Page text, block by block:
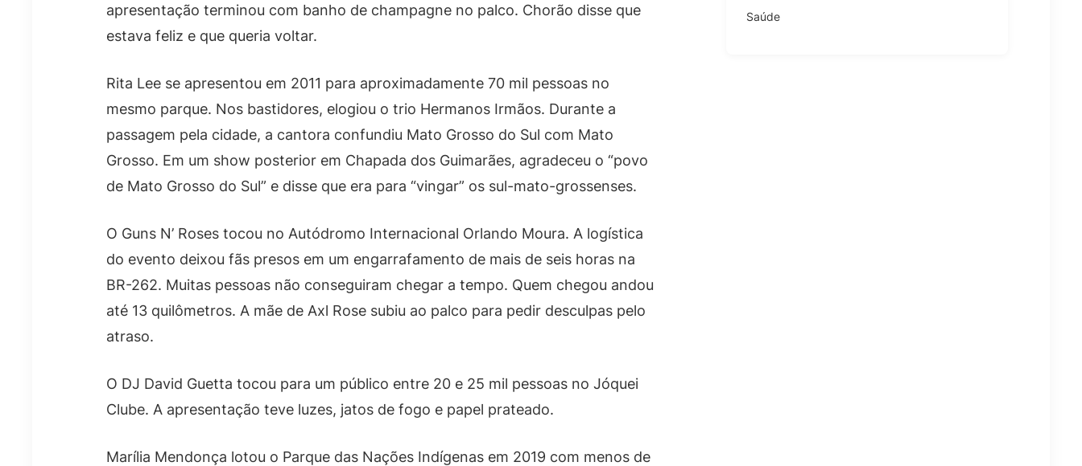
apresentação terminou com banho de champagne no palco. Chorão disse que
estava feliz e que queria voltar.
Rita Lee se apresentou em 2011 para aproximadamente 70 mil pessoas no
mesmo parque. Nos bastidores, elogiou o trio Hermanos Irmãos. Durante a
passagem pela cidade, a cantora confundiu Mato Grosso do Sul com Mato
Grosso. Em um show posterior em Chapada dos Guimarães, agradeceu o “povo
de Mato Grosso do Sul” e disse que era para “vingar” os sul-mato-grossenses.
O Guns N’ Roses tocou no Autódromo Internacional Orlando Moura. A logística
do evento deixou fãs presos em um engarrafamento de mais de seis horas na
BR-262. Muitas pessoas não conseguiram chegar a tempo. Quem chegou andou
até 13 quilômetros. A mãe de Axl Rose subiu ao palco para pedir desculpas pelo
atraso.
O DJ David Guetta tocou para um público entre 20 e 25 mil pessoas no Jóquei
Clube. A apresentação teve luzes, jatos de fogo e papel prateado.
Marília Mendonça lotou o Parque das Nações Indígenas em 2019 com menos de
Saúde